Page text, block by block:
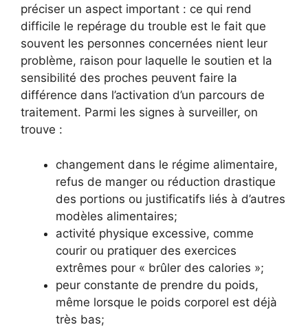
préciser un aspect important : ce qui rend
difficile le repérage du trouble est le fait que
souvent les personnes concernées nient leur
problème, raison pour laquelle le soutien et la
sensibilité des proches peuvent faire la
différence dans l’activation d’un parcours de
traitement. Parmi les signes à surveiller, on
trouve :
changement dans le régime alimentaire,
refus de manger ou réduction drastique
des portions ou justificatifs liés à d’autres
modèles alimentaires;
activité physique excessive, comme
courir ou pratiquer des exercices
extrêmes pour « brûler des calories »;
peur constante de prendre du poids,
même lorsque le poids corporel est déjà
très bas;